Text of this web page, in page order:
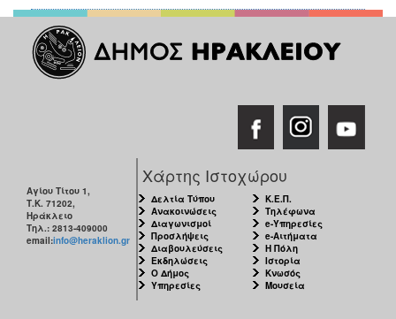
Αγίου Τίτου 1,
Τ.Κ. 71202,
Ηράκλειο
Τηλ.: 2813-409000
email:info@heraklion.gr
Χάρτης Ιστοχώρου
Δελτία Τύπου
Ανακοινώσεις
Διαγωνισμοί
Προσλήψεις
Διαβουλεύσεις
Εκδηλώσεις
Ο Δήμος
Υπηρεσίες
Κ.Ε.Π.
Τηλέφωνα
e-Υπηρεσίες
e-Αιτήματα
Η Πόλη
Ιστορία
Κνωσός
Μουσεία